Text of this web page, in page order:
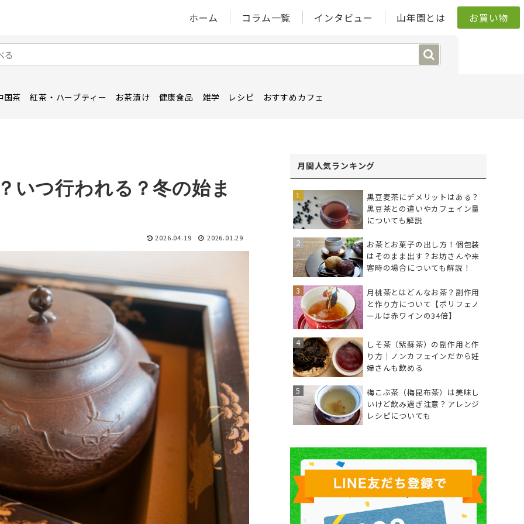
ホーム コラム一覧 インタビュー 山年園とは お買い物
国茶 紅茶・ハーブティー お茶漬け 健康食品 雑学 レシピ おすすめカフェ
いつ行われる？冬の始ま
2026.04.19 2026.01.29
月間人気ランキング
黒豆麦茶にデメリットはある？
黒豆茶との違いやカフェイン量
についても解説
お茶とお菓子の出し方！個包装
はそのまま出す？お坊さんや来
客時の場合についても解説！
月桃茶とはどんなお茶？副作用
と作り方について【ポリフェノ
ールは赤ワインの34倍】
しそ茶（紫蘇茶）の副作用と作
り方｜ノンカフェインだから妊
婦さんも飲める
梅こぶ茶（梅昆布茶）は美味し
いけど飲み過ぎ注意？アレンジ
レシピについても